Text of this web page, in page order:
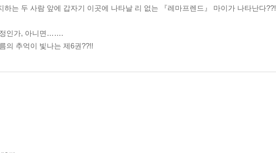
하는 두 사람 앞에 갑자기 이곳에 나타날 리 없는 『레마프렌드』 마이가 나타난다??!
정인가, 아니면…….
의 추억이 빛나는 제6권??!!